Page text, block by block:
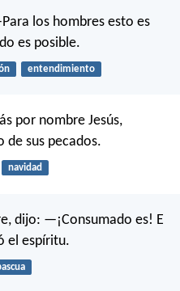
los hombres esto es
es posible.
entendimiento
por nombre Jesús,
de sus pecados.
navidad
dijo: —¡Consumado es! E
el espíritu.